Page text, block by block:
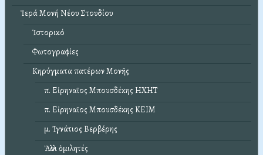
Ἱερά Μονή Νέου Στουδίου
Ἱστορικό
Φωτογραφίες
Κηρύγματα πατέρων Μονῆς
π. Εἰρηναῖος Μπουσδέκης ΗΧΗΤ
π. Εἰρηναῖος Μπουσδέκης ΚΕΙΜ
μ. Ἰγνάτιος Βερβέρης
Ἄλλοι ὁμιλητές